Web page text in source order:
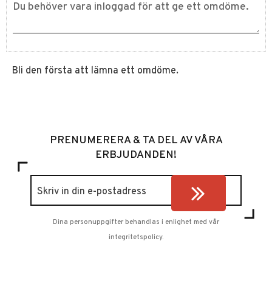
Bli den första att lämna ett omdöme.
PRENUMERERA & TA DEL AV VÅRA
ERBJUDANDEN!
Dina personuppgifter behandlas i enlighet med vår
integritetspolicy.